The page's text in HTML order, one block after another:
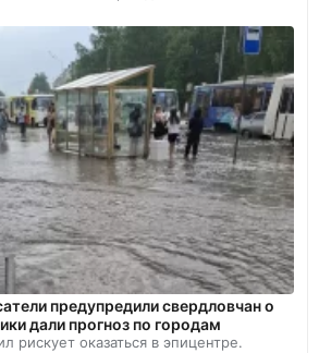
предупредили свердловчан о
дали прогноз по городам
рискует оказаться в эпицентре.